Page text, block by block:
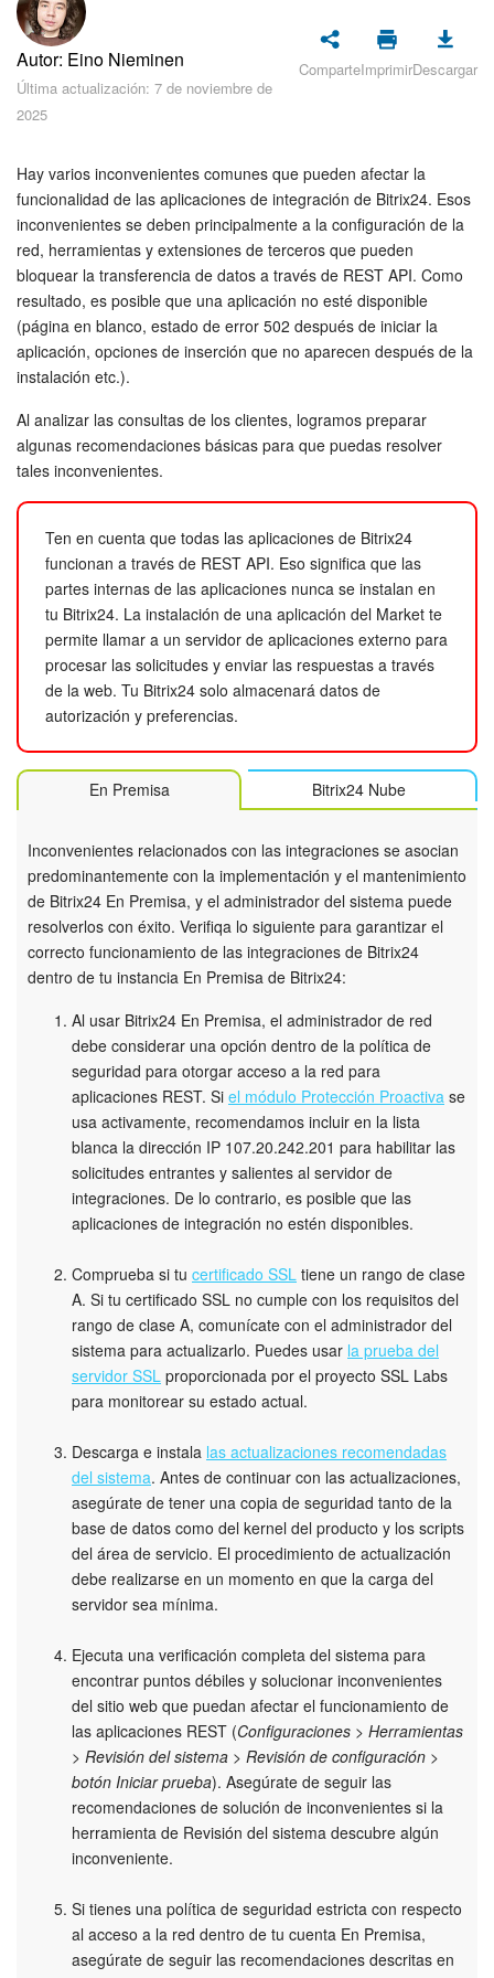
Seguridad
Planes y pagos
Feed
Messenger
Collabs
Calendario
Bitrix24 Drive
Webmail
Grupos de trabajo
Tareas
Proyectos con IA
CoPilot - IA en Bitrix24
CRM
Reserva
Sales center
CRM Analytics
BI Builder
Bitrix24 Market
Sitios web
Tienda Online
CRM + Online store
Empleados
Base de conocimientos
Firma electrónica
Firma electrónica para RR. HH.
Automatización
Flujos de trabajo
Gestión del inventario
Telefonía
Widget del empleado
Configuraciones de la cuenta
Bitrix24 En Premisa
Bitrix24 Messenger
Autor: Eino Nieminen
Última actualización: 7 de noviembre de
2025
ComparteImprimirDescargar
Hay varios inconvenientes comunes que pueden afectar la
funcionalidad de las aplicaciones de integración de Bitrix24. Esos
inconvenientes se deben principalmente a la configuración de la
red, herramientas y extensiones de terceros que pueden
bloquear la transferencia de datos a través de REST API. Como
resultado, es posible que una aplicación no esté disponible
(página en blanco, estado de error 502 después de iniciar la
aplicación, opciones de inserción que no aparecen después de la
instalación etc.).
Al analizar las consultas de los clientes, logramos preparar
algunas recomendaciones básicas para que puedas resolver
tales inconvenientes.
Ten en cuenta que todas las aplicaciones de Bitrix24
funcionan a través de REST API. Eso significa que las
partes internas de las aplicaciones nunca se instalan en
tu Bitrix24. La instalación de una aplicación del Market te
permite llamar a un servidor de aplicaciones externo para
procesar las solicitudes y enviar las respuestas a través
de la web. Tu Bitrix24 solo almacenará datos de
autorización y preferencias.
En Premisa Bitrix24 Nube
Inconvenientes relacionados con las integraciones se asocian
predominantemente con la implementación y el mantenimiento
de Bitrix24 En Premisa, y el administrador del sistema puede
resolverlos con éxito. Verifiqa lo siguiente para garantizar el
correcto funcionamiento de las integraciones de Bitrix24
dentro de tu instancia En Premisa de Bitrix24:
Al usar Bitrix24 En Premisa, el administrador de red
debe considerar una opción dentro de la política de
seguridad para otorgar acceso a la red para
aplicaciones REST. Si el módulo Protección Proactiva se
usa activamente, recomendamos incluir en la lista
blanca la dirección IP 107.20.242.201 para habilitar las
solicitudes entrantes y salientes al servidor de
integraciones. De lo contrario, es posible que las
aplicaciones de integración no estén disponibles.
Comprueba si tu certificado SSL tiene un rango de clase
A. Si tu certificado SSL no cumple con los requisitos del
rango de clase A, comunícate con el administrador del
sistema para actualizarlo. Puedes usar la prueba del
servidor SSL proporcionada por el proyecto SSL Labs
para monitorear su estado actual.
Descarga e instala las actualizaciones recomendadas
del sistema. Antes de continuar con las actualizaciones,
asegúrate de tener una copia de seguridad tanto de la
base de datos como del kernel del producto y los scripts
del área de servicio. El procedimiento de actualización
debe realizarse en un momento en que la carga del
servidor sea mínima.
Ejecuta una verificación completa del sistema para
encontrar puntos débiles y solucionar inconvenientes
del sitio web que puedan afectar el funcionamiento de
las aplicaciones REST (Configuraciones > Herramientas
> Revisión del sistema > Revisión de configuración >
botón Iniciar prueba). Asegúrate de seguir las
recomendaciones de solución de inconvenientes si la
herramienta de Revisión del sistema descubre algún
inconveniente.
Si tienes una política de seguridad estricta con respecto
al acceso a la red dentro de tu cuenta En Premisa,
asegúrate de seguir las recomendaciones descritas en